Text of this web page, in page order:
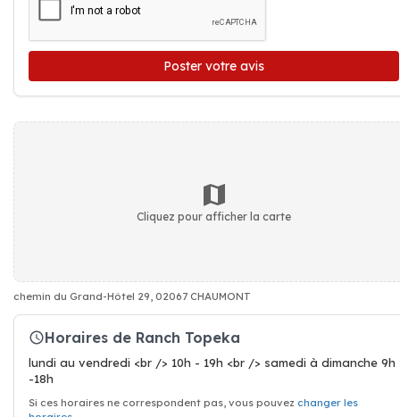
Poster votre avis
Cliquez pour afficher la carte
chemin du Grand-Hôtel 29, 02067 CHAUMONT
Horaires de Ranch Topeka
lundi au vendredi <br /> 10h - 19h <br /> samedi à dimanche 9h
-18h
Si ces horaires ne correspondent pas, vous pouvez changer les